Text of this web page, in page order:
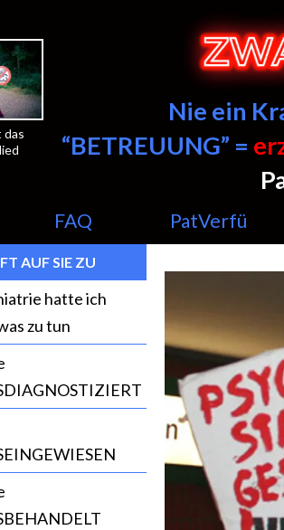
das
Nie ein
“BETREUUNG” =
FAQ PatVerfü
AUF SIE ZU
hatte ich
zu tun